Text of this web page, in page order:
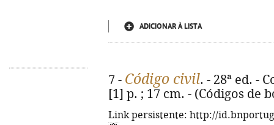
ADICIONAR À LISTA
7 - Código civil. - 28ª ed. -
[1] p. ; 17 cm. - (Códigos de
Link persistente: http://